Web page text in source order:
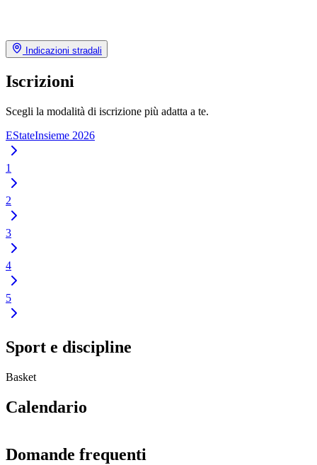
Indicazioni stradali
Iscrizioni
Scegli la modalità di iscrizione più adatta a te.
EStateInsieme 2026
1
2
3
4
5
Sport e discipline
Basket
Calendario
Domande frequenti